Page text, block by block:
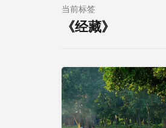
当前标签
《经藏》